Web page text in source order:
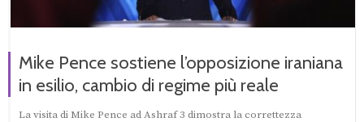
Mike Pence sostiene l’opposizione iraniana
in esilio, cambio di regime più reale
La visita di Mike Pence ad Ashraf 3 dimostra la correttezza